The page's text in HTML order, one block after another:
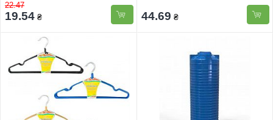
22.47
19.54 ₴ 44.69 ₴